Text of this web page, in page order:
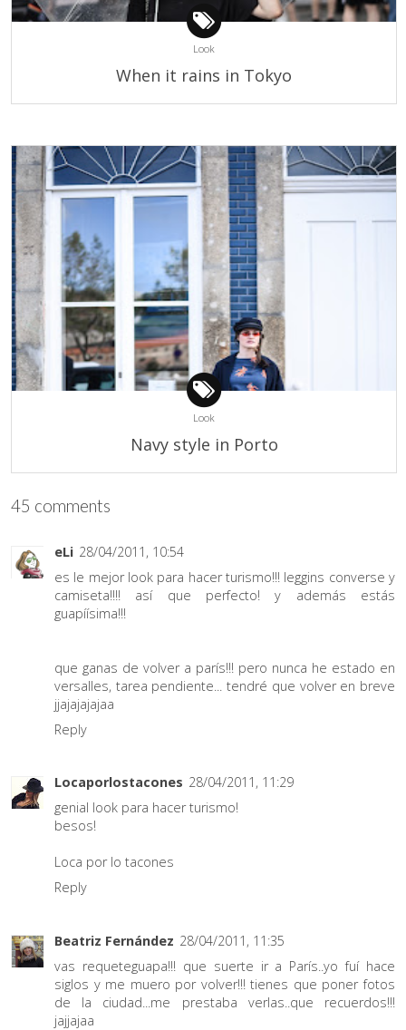
Look
When it rains in Tokyo
Look
Navy style in Porto
45 comments
eLi 28/04/2011, 10:54
es le mejor look para hacer turismo!!! leggins converse y
camiseta!!!! así que perfecto! y además estás
guapíísima!!!
que ganas de volver a parís!!! pero nunca he estado en
versalles, tarea pendiente... tendré que volver en breve
jjajajajajaa
Reply
Locaporlostacones 28/04/2011, 11:29
genial look para hacer turismo!
besos!
Loca por lo tacones
Reply
Beatriz Fernández 28/04/2011, 11:35
vas requeteguapa!!! que suerte ir a París..yo fuí hace
siglos y me muero por volver!!! tienes que poner fotos
de la ciudad...me prestaba verlas..que recuerdos!!!
jajjajaa